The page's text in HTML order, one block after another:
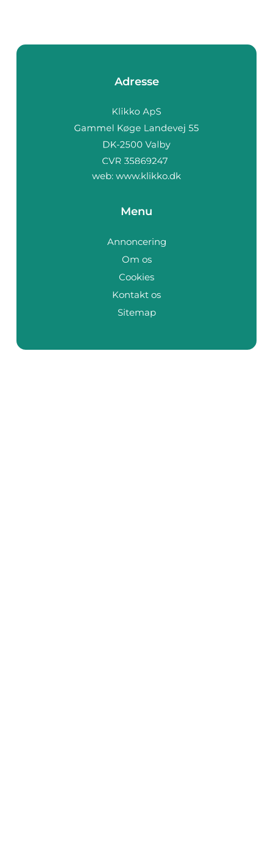
Adresse
web: www.klikko.dk
Menu
Annoncering
Om os
Cookies
Kontakt os
Sitemap